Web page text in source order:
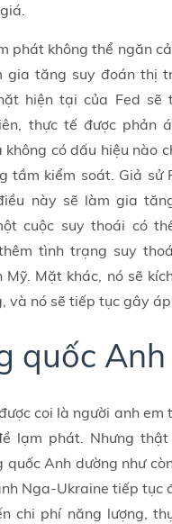
phát không thể ngăn
gia tăng suy đoán thị
hiện tại của Fed sẽ
thực tế được phản
không có dấu hiệu nào
tầm kiểm soát. Giả sử
này sẽ làm gia
cuộc suy thoái có
tình trạng suy
Mỹ. Mặt khác, nó sẽ
và nó sẽ tiếp tục gây
quốc Anh
coi là người anh em
lạm phát. Nhưng thật
quốc Anh dường như
Nga-Ukraine tiếp tục
chi phí năng lượng,